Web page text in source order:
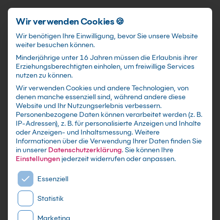
Schnellzugriff
KI-Cloud-Infrastruktur
Kurs: AWS vs Azure vs GCP
Triff belastbare Plattform-Entscheidungen für
Training, Inferenz, Daten und Kosten, inklusive
Governance und Betrieb.
Wir verwenden Cookies 🍪
Wir benötigen Ihre Einwilligung, bevor Sie unsere Website
weiter besuchen können.
Minderjährige unter 16 Jahren müssen die Erlaubnis ihrer
Erziehungsberechtigten einholen, um freiwillige Services
nutzen zu können.
Wir verwenden Cookies und andere Technologien, von
denen manche essenziell sind, während andere diese
Website und Ihr Nutzungserlebnis verbessern.
Personenbezogene Daten können verarbeitet werden (z. B.
IP-Adressen), z. B. für personalisierte Anzeigen und Inhalte
oder Anzeigen- und Inhaltsmessung.Weitere
Informationen über die Verwendung Ihrer Daten finden Sie
in unserer Datenschutzerklärung.Sie können Ihre
Einstellungen jederzeit widerrufen oder anpassen.
Es folgt eine Liste der Service-Gruppen, für die eine
Essenziell
Statistik
Marketing